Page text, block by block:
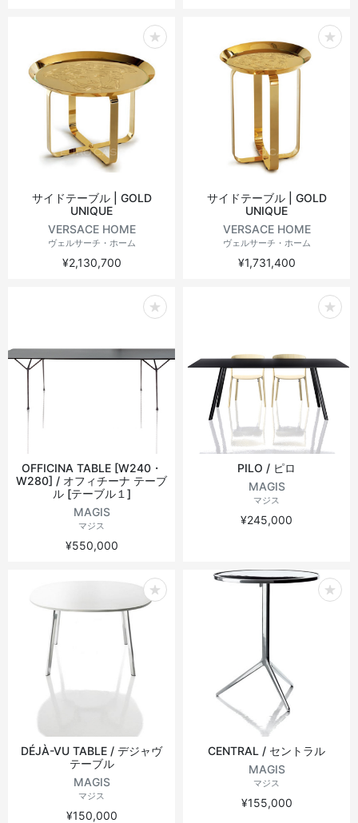
サイドテーブル | GOLD
UNIQUE
VERSACE HOME
ヴェルサーチ・ホーム
¥2,130,700
サイドテーブル | GOLD
UNIQUE
VERSACE HOME
ヴェルサーチ・ホーム
¥1,731,400
OFFICINA TABLE [W240・
W280] / オフィチーナ テーブ
ル [テーブル１]
MAGIS
マジス
¥550,000
PILO / ピロ
MAGIS
マジス
¥245,000
DÉJÀ-VU TABLE / デジャヴ
テーブル
MAGIS
マジス
¥150,000
CENTRAL / セントラル
MAGIS
マジス
¥155,000